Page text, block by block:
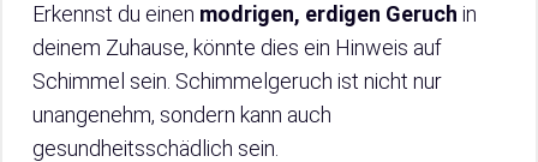
Erkennst du einen modrigen, erdigen Geruch in
deinem Zuhause, könnte dies ein Hinweis auf
Schimmel sein. Schimmelgeruch ist nicht nur
unangenehm, sondern kann auch
gesundheitsschädlich sein.